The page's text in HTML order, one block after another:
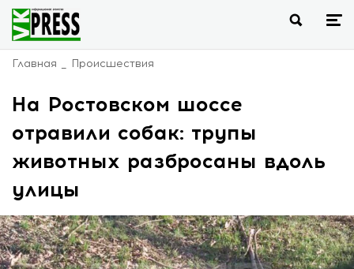
Главная Происшествия
На Ростовском шоссе
отравили собак: трупы
животных разбросаны вдоль
улицы